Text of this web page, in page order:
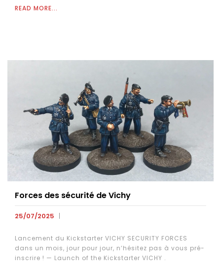
READ MORE...
Forces des sécurité de Vichy
25/07/2025
Lancement du Kickstarter VICHY SECURITY FORCES
dans un mois, jour pour jour, n’hésitez pas à vous pré-
inscrire ! — Launch of the Kickstarter VICHY .